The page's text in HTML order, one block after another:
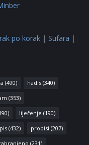
po korak | Sufara |
(490) hadis (340)
(353)
liječenje (190)
(432) propisi (207)
(231)